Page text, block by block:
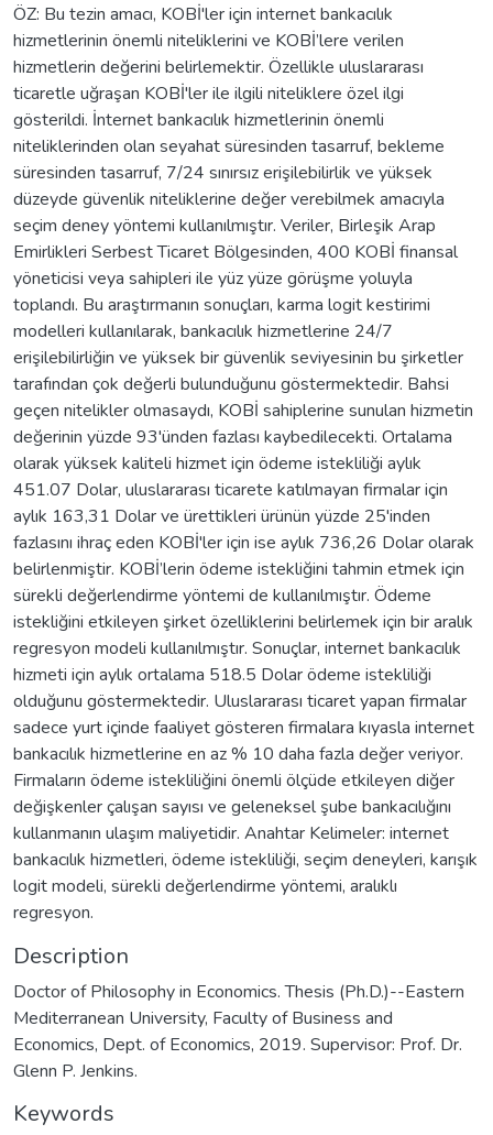
ÖZ: Bu tezin amacı, KOBİ'ler için internet bankacılık
hizmetlerinin önemli niteliklerini ve KOBİ’lere verilen
hizmetlerin değerini belirlemektir. Özellikle uluslararası
ticaretle uğraşan KOBİ'ler ile ilgili niteliklere özel ilgi
gösterildi. İnternet bankacılık hizmetlerinin önemli
niteliklerinden olan seyahat süresinden tasarruf, bekleme
süresinden tasarruf, 7/24 sınırsız erişilebilirlik ve yüksek
düzeyde güvenlik niteliklerine değer verebilmek amacıyla
seçim deney yöntemi kullanılmıştır. Veriler, Birleşik Arap
Emirlikleri Serbest Ticaret Bölgesinden, 400 KOBİ finansal
yöneticisi veya sahipleri ile yüz yüze görüşme yoluyla
toplandı. Bu araştırmanın sonuçları, karma logit kestirimi
modelleri kullanılarak, bankacılık hizmetlerine 24/7
erişilebilirliğin ve yüksek bir güvenlik seviyesinin bu şirketler
tarafından çok değerli bulunduğunu göstermektedir. Bahsi
geçen nitelikler olmasaydı, KOBİ sahiplerine sunulan hizmetin
değerinin yüzde 93'ünden fazlası kaybedilecekti. Ortalama
olarak yüksek kaliteli hizmet için ödeme istekliliği aylık
451.07 Dolar, uluslararası ticarete katılmayan firmalar için
aylık 163,31 Dolar ve ürettikleri ürünün yüzde 25'inden
fazlasını ihraç eden KOBİ'ler için ise aylık 736,26 Dolar olarak
belirlenmiştir. KOBİ’lerin ödeme istekliğini tahmin etmek için
sürekli değerlendirme yöntemi de kullanılmıştır. Ödeme
istekliğini etkileyen şirket özelliklerini belirlemek için bir aralık
regresyon modeli kullanılmıştır. Sonuçlar, internet bankacılık
hizmeti için aylık ortalama 518.5 Dolar ödeme istekliliği
olduğunu göstermektedir. Uluslararası ticaret yapan firmalar
sadece yurt içinde faaliyet gösteren firmalara kıyasla internet
bankacılık hizmetlerine en az % 10 daha fazla değer veriyor.
Firmaların ödeme istekliliğini önemli ölçüde etkileyen diğer
değişkenler çalışan sayısı ve geleneksel şube bankacılığını
kullanmanın ulaşım maliyetidir. Anahtar Kelimeler: internet
bankacılık hizmetleri, ödeme istekliliği, seçim deneyleri, karışık
logit modeli, sürekli değerlendirme yöntemi, aralıklı
regresyon.
Description
Doctor of Philosophy in Economics. Thesis (Ph.D.)--Eastern
Mediterranean University, Faculty of Business and
Economics, Dept. of Economics, 2019. Supervisor: Prof. Dr.
Glenn P. Jenkins.
Keywords